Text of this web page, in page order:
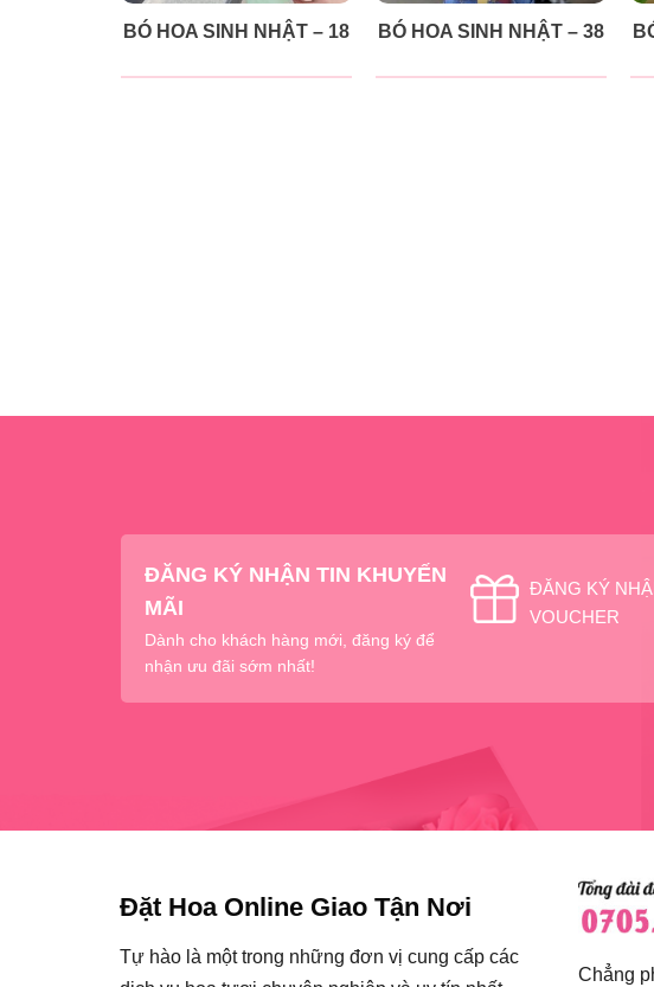
BÓ HOA SINH NHẬT – 18 BÓ HOA SINH NHẬT – 38
ĐĂNG KÝ NHẬN TIN KHUYẾN
MÃI
Dành cho khách hàng mới, đăng ký để
nhận ưu đãi sớm nhất!
ĐĂNG KÝ
VOUCHER
Đặt Hoa Online Giao Tận Nơi
Tự hào là một trong những đơn vị cung cấp các
Chẳng